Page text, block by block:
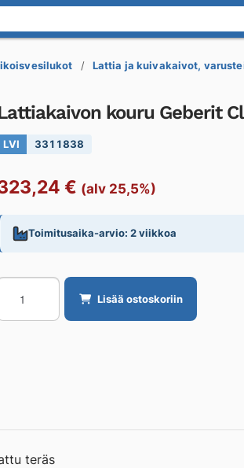
Lattia ja kuivakaivot,
kouru Geberit
LVI 3311838
€ (alv 25,5%)
Toimitusaika-arvio: 2 viikkoa
kouru
Geberit
Lisää ostoskoriin
teräs